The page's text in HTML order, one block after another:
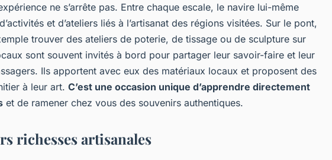
ne s’arrête pas. Entre chaque escale, le navire lui-même
et d’ateliers liés à l’artisanat des régions visitées. Sur le pont,
trouver des ateliers de poterie, de tissage ou de sculpture sur
sont souvent invités à bord pour partager leur savoir-faire et leur
Ils apportent avec eux des matériaux locaux et proposent des
à leur art. C’est une occasion unique d’apprendre directement
et de ramener chez vous des souvenirs authentiques.
richesses artisanales